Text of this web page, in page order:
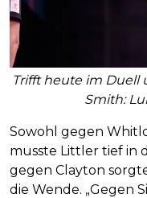
Trifft heute im Duell
Smith:
Sowohl gegen
musste Littler tief in
gegen Clayton
die Wende. „Gegen